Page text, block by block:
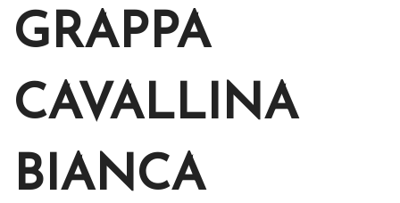
GRAPPA
CAVALLINA
BIANCA